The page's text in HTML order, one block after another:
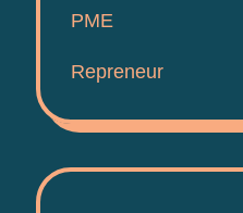
PME
Repreneur